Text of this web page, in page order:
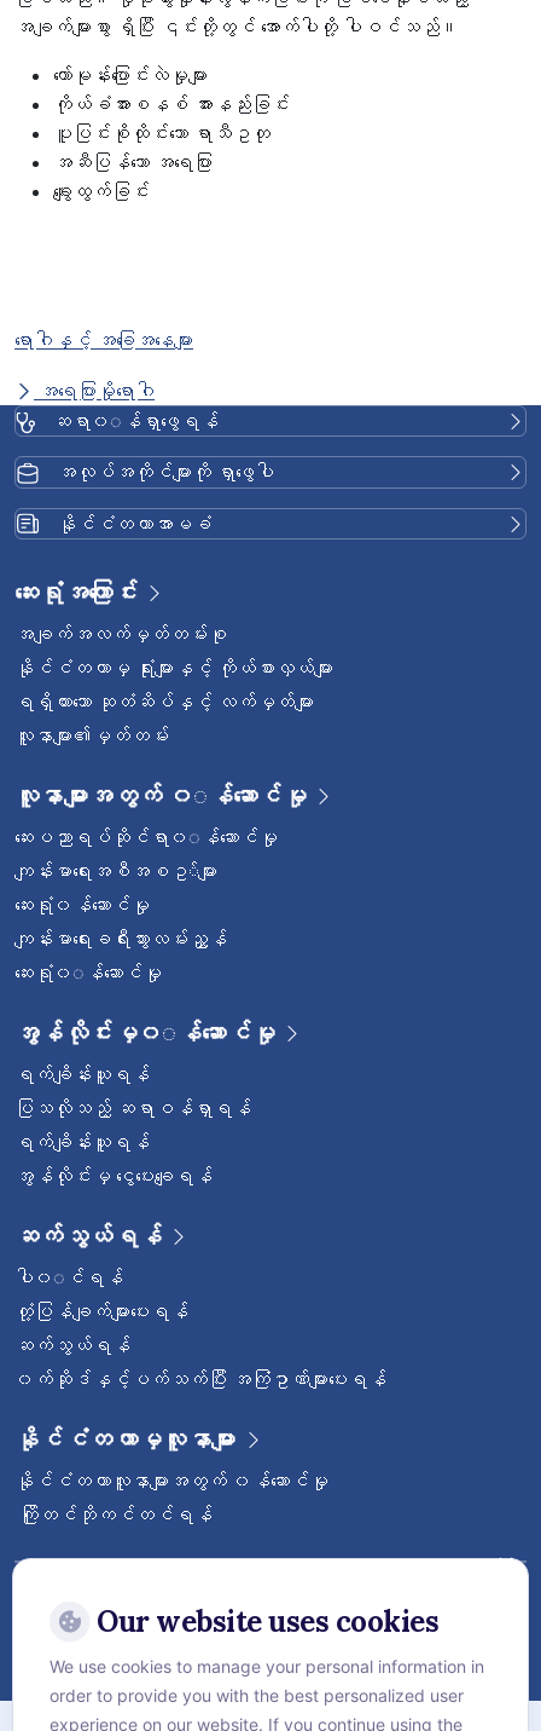
အချက်များစွာ ရှိပြီး ၎င်းတို့တွင် အောက်ပါတို့ ပါဝင်သည်။
ဟော်မုန်းပြောင်းလဲမှုများ
ကိုယ်ခံအားစနစ် အားနည်းခြင်း
ပူပြင်းစိုထိုင်းသော ရာသီဥတု
အဆီပြန်သော အရေပြား
ချွေးထွက်ခြင်း
ရောဂါနှင့် အခြေအနေများ
အရေပြားမှိုရောဂါ
ဆရာ၀◌န်ရှာဖွေရန်
အလုပ်အကိုင်များကို ရှာဖွေပါ
နိုင်ငံတကာအာမခံ
ဆေးရုံအကြောင်း
အချက်အလက်မှတ်တမ်းစု
နိုင်ငံတကာမှ ရုံးများနှင့် ကိုယ်စားလှယ်များ
ရရှိထားသော ဆုတံဆိပ်နှင့် လက်မှတ်များ
လူနာများ၏မှတ်တမ်း
လူနာများအတွက် ၀◌န်ဆောင်မှု
ဆေးပညာရပ်ဆိုင်ရာ၀◌န်ဆောင်မှု
ကျန်းမာရေးအစီအစဥ◌်များ
ဆေးရုံ၀န်ဆောင်မှု
ကျန်းမာရေးခရီးသွားလမ်းညွှန်
ဆေးရုံ၀◌န်ဆောင်မှု
အွန်လိုင်းမှ၀◌န်ဆောင်မှု
ရက်ချိန်းယူရန်
ပြသလိုသည့် ဆရာဝန်ရှာရန်
ရက်ချိန်းယူရန်
အွန်လိုင်းမှ ငွေပေးချေရန်
ဆက်သွယ်ရန်
ပါ၀◌င်ရန်
တုံ့ပြန်ချက်များပေးရန်
ဆက်သွယ်ရန်
၀က်ဆိုဒ်နှင့်ပက်သက်ပြီး အကြံဥာဏ်များပေးရန်
နိုင်ငံတကာမှလူနာများ
နိုင်ငံတကာလူနာများအတွက် ၀န်ဆောင်မှု
ကြိုတင်ဘိုကင်တင်ရန်
ဝေ့ဌာနီနိုင်ငံတကာဆေးရုံကြီးကို follow လုပ်
ထားပါ
အကြောင်း
Our website uses cookies
We use cookies to manage your personal information in
order to provide you with the best personalized user
experience on our website. If you continue using the